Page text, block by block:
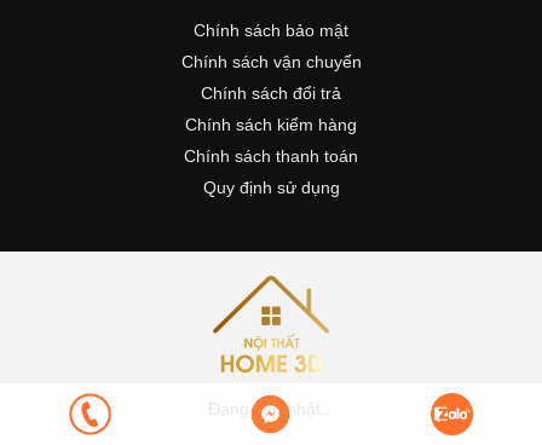
Chính sách bảo mật
Chính sách vận chuyển
Chính sách đổi trả
Chính sách kiểm hàng
Chính sách thanh toán
Quy định sử dụng
Đang cập nhật...